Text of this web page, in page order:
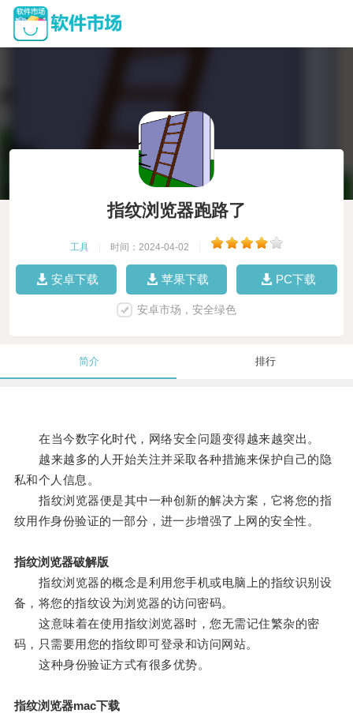
指纹浏览器跑路了
工具 时间：2024-04-02
安卓下载 苹果下载 PC下载
安卓市场，安全绿色
简介 排行
在当今数字化时代，网络安全问题变得越来越突出。
越来越多的人开始关注并采取各种措施来保护自己的隐
私和个人信息。
指纹浏览器便是其中一种创新的解决方案，它将您的指
纹用作身份验证的一部分，进一步增强了上网的安全性。
指纹浏览器破解版
指纹浏览器的概念是利用您手机或电脑上的指纹识别设
备，将您的指纹设为浏览器的访问密码。
这意味着在使用指纹浏览器时，您无需记住繁杂的密
码，只需要用您的指纹即可登录和访问网站。
这种身份验证方式有很多优势。
指纹浏览器mac下载